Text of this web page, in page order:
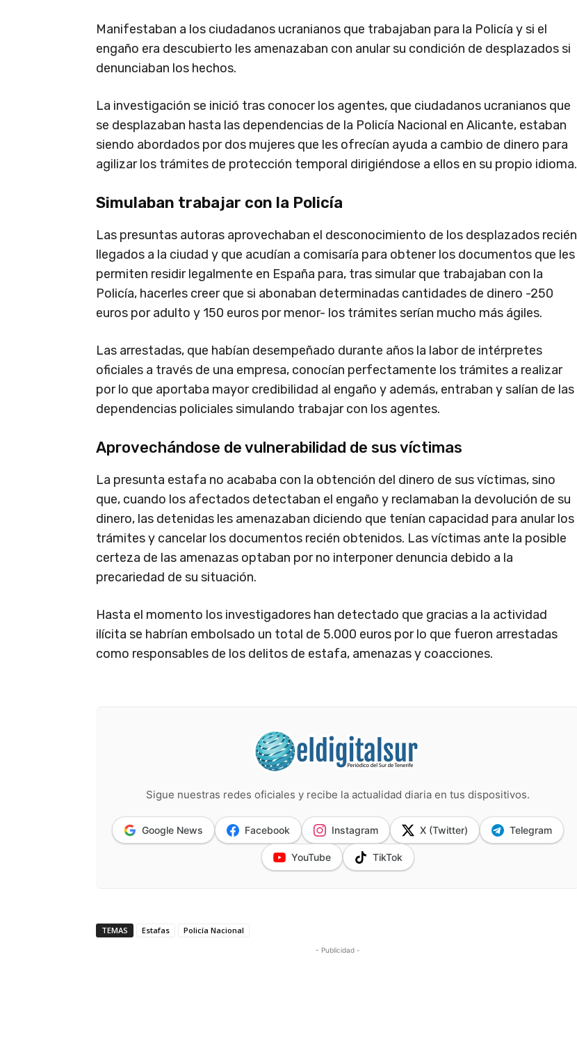
Manifestaban a los ciudadanos ucranianos que trabajaban para la Policía y si el
engaño era descubierto les amenazaban con anular su condición de desplazados si
denunciaban los hechos.
La investigación se inició tras conocer los agentes, que ciudadanos ucranianos que
se desplazaban hasta las dependencias de la Policía Nacional en Alicante, estaban
siendo abordados por dos mujeres que les ofrecían ayuda a cambio de dinero para
agilizar los trámites de protección temporal dirigiéndose a ellos en su propio idioma.
Simulaban trabajar con la Policía
Las presuntas autoras aprovechaban el desconocimiento de los desplazados recién
llegados a la ciudad y que acudían a comisaría para obtener los documentos que les
permiten residir legalmente en España para, tras simular que trabajaban con la
Policía, hacerles creer que si abonaban determinadas cantidades de dinero -250
euros por adulto y 150 euros por menor- los trámites serían mucho más ágiles.
Las arrestadas, que habían desempeñado durante años la labor de intérpretes
oficiales a través de una empresa, conocían perfectamente los trámites a realizar
por lo que aportaba mayor credibilidad al engaño y además, entraban y salían de las
dependencias policiales simulando trabajar con los agentes.
Aprovechándose de vulnerabilidad de sus víctimas
La presunta estafa no acababa con la obtención del dinero de sus víctimas, sino
que, cuando los afectados detectaban el engaño y reclamaban la devolución de su
dinero, las detenidas les amenazaban diciendo que tenían capacidad para anular los
trámites y cancelar los documentos recién obtenidos. Las víctimas ante la posible
certeza de las amenazas optaban por no interponer denuncia debido a la
precariedad de su situación.
Hasta el momento los investigadores han detectado que gracias a la actividad
ilícita se habrían embolsado un total de 5.000 euros por lo que fueron arrestadas
como responsables de los delitos de estafa, amenazas y coacciones.
Sigue nuestras redes oficiales y recibe la actualidad diaria en tus dispositivos.
Google News Facebook Instagram X (Twitter) Telegram
YouTube TikTok
TEMAS Estafas Policía Nacional
- Publicidad -